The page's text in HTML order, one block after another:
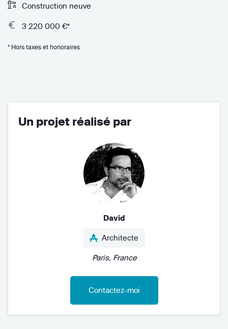
Construction neuve
3 220 000 €*
* Hors taxes et honoraires
Un projet réalisé par
David
Architecte
Paris, France
Contactez-moi